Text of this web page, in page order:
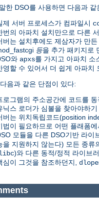
한 DSO를 사용하면 다음과 같
제 서버 프로세스가 컴파일시
번의 아파치 설치만으로 다른
버는 설치후에도 제삼자가 만
등을 추가 패키지로
와 apxs를 가지고 아파치 소
영할 수 있어서 더 쉽게 아파치
음과 같은 단점이 있다:
로그램의 주소공간에 코드를
닉스 로더가 심볼을 찾아야하
버는 위치독립코드(position
법이 필요하므로 어떤 플래폼
모듈을 다른 DSO기반 라이
을 지원하지 않는다) 모든 종류
)와 다른 동적/정적 라이브
심이 그것을 참조하던지,